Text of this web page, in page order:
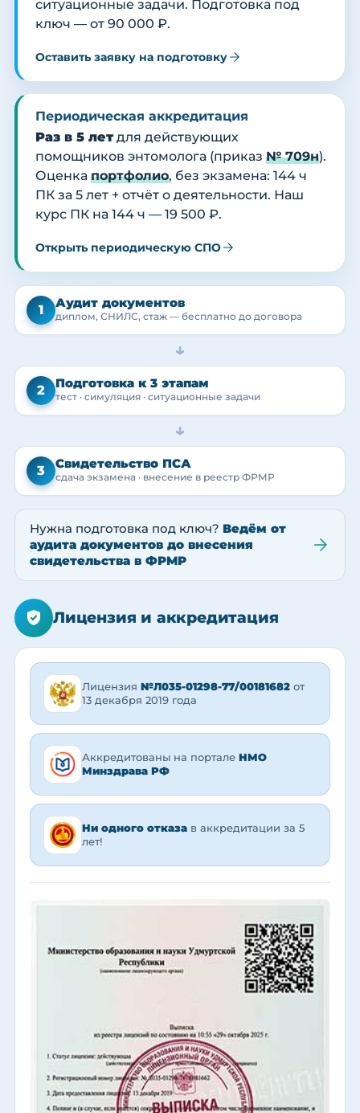
ситуационные задачи. Подготовка под
ключ — от 90 000 ₽.
Оставить заявку на подготовку
Периодическая аккредитация
Раз в 5 летдля действующих
помощников энтомолога (приказ № 709н).
Оценка портфолио, без экзамена: 144 ч
ПК за 5 лет + отчёт о деятельности. Наш
курс ПК на 144 ч — 19 500 ₽.
Открыть периодическую СПО
1 Аудит документов
диплом, СНИЛС, стаж — бесплатно до договора
→
2 Подготовка к 3 этапам
тест · симуляция · ситуационные задачи
→
3 Свидетельство ПСА
сдача экзамена · внесение в реестр ФРМР
Нужна подготовка под ключ? Ведём от
аудита документов до внесения
свидетельства в ФРМР
Лицензия и аккредитация
Лицензия №Л035-01298-77/00181682 от
13 декабря 2019 года
Аккредитованы на портале НМО
Минздрава РФ
Ни одного отказа в аккредитации за 5
лет!